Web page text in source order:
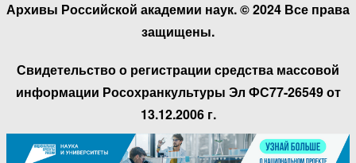
Архивы Российской академии наук. © 2024 Все права
защищены.
Свидетельство о регистрации средства массовой
информации Росохранкультуры Эл ФС77-26549 от
13.12.2006 г.